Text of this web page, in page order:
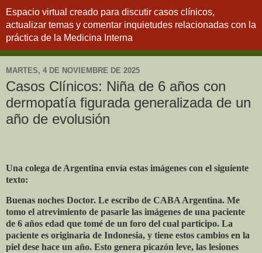
Espacio virtual creado para discutir casos clínicos,
actualizar temas y comentar inquietudes relacionadas con la
práctica de la Medicina Interna
MARTES, 4 DE NOVIEMBRE DE 2025
Casos Clínicos: Niña de 6 años con
dermopatía figurada generalizada de un
año de evolusión
Una colega de Argentina envía estas imágenes con el siguiente
texto:
Buenas noches Doctor. Le escribo de CABA Argentina. Me
tomo el atrevimiento de pasarle las imágenes de una paciente
de 6 años edad que tomé de un foro del cual participo. La
paciente es originaria de Indonesia, y tiene estos cambios en la
piel dese hace un año. Esto genera picazón leve, las lesiones